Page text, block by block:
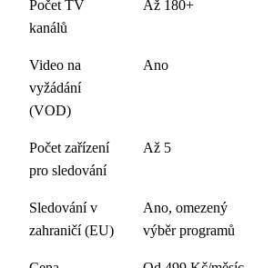
Počet TV
kanálů
Až 180+
Video na
vyžádání
(VOD)
Ano
Počet zařízení
pro sledování
Až 5
Sledování v
zahraničí (EU)
Ano, omezený
výběr programů